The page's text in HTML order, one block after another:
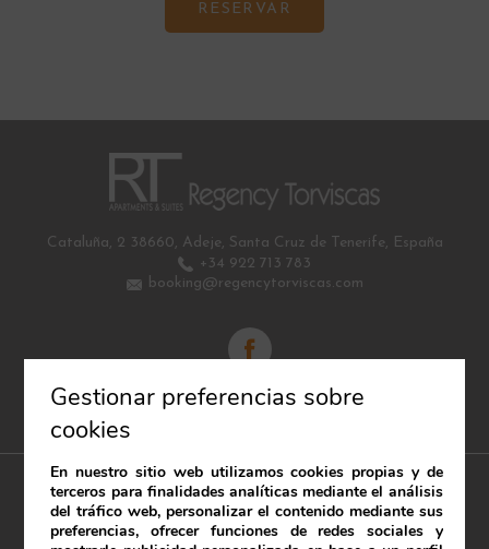
RESERVAR
Cataluña, 2 38660, Adeje, Santa Cruz de Tenerife, España
+34 922 713 783
booking@regencytorviscas.com
Covid-19 travel assistance coverage guaranteed
Aviso Legal Política de cookies
Gestionar preferencias sobre
cookies
En nuestro sitio web utilizamos cookies propias y de
terceros para finalidades analíticas mediante el análisis
del tráfico web, personalizar el contenido mediante sus
preferencias, ofrecer funciones de redes sociales y